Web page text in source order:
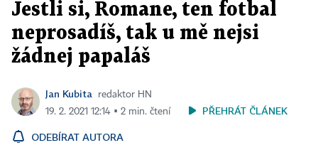
Jestli si, Romane, ten fotbal
neprosadíš, tak u mě nejsi
žádnej papaláš
Jan Kubita
redaktor HN
19. 2. 2021 12:14 ▪ 2 min. čtení
PŘEHRÁT ČLÁNEK
ODEBÍRAT AUTORA